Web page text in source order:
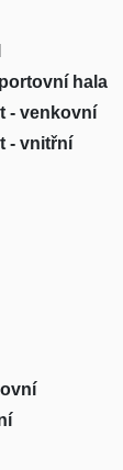
hala
- venkovní
- vnitřní